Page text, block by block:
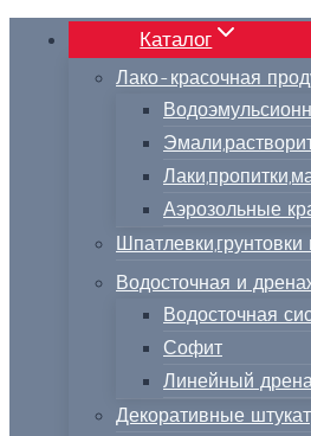
Каталог
Лако-красочная
Аэрозольные
Водосточная и
Водосточная
Софит
Линейный
Декоративные